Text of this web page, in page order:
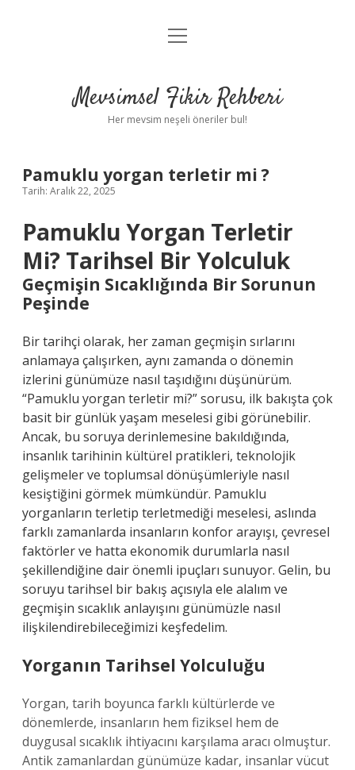
Anasayfa
Yasal Uyarı
menüyü
Mevsimsel Fikir Rehberi
Her mevsim neşeli öneriler bul!
Pamuklu yorgan terletir mi ?
Tarih: Aralık 22, 2025
Pamuklu Yorgan Terletir
Mi? Tarihsel Bir Yolculuk
Geçmişin Sıcaklığında Bir Sorunun
Peşinde
Bir tarihçi olarak, her zaman geçmişin sırlarını
anlamaya çalışırken, aynı zamanda o dönemin
izlerini günümüze nasıl taşıdığını düşünürüm.
“Pamuklu yorgan terletir mi?” sorusu, ilk bakışta çok
basit bir günlük yaşam meselesi gibi görünebilir.
Ancak, bu soruya derinlemesine bakıldığında,
insanlık tarihinin kültürel pratikleri, teknolojik
gelişmeler ve toplumsal dönüşümleriyle nasıl
kesiştiğini görmek mümkündür. Pamuklu
yorganların terletip terletmediği meselesi, aslında
farklı zamanlarda insanların konfor arayışı, çevresel
faktörler ve hatta ekonomik durumlarla nasıl
şekillendiğine dair önemli ipuçları sunuyor. Gelin, bu
soruyu tarihsel bir bakış açısıyla ele alalım ve
geçmişin sıcaklık anlayışını günümüzle nasıl
ilişkilendirebileceğimizi keşfedelim.
Yorganın Tarihsel Yolculuğu
Yorgan, tarih boyunca farklı kültürlerde ve
dönemlerde, insanların hem fiziksel hem de
duygusal sıcaklık ihtiyacını karşılama aracı olmuştur.
Antik zamanlardan günümüze kadar, insanlar vücut